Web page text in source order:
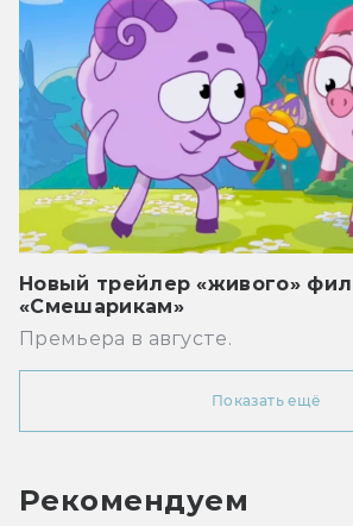
Новый трейлер «живого»
«Смешарикам»
Премьера в августе.
Показать ещё
Рекомендуем